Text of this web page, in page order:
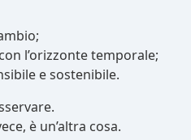
l’orizzonte temporale;
e sostenibile.
è un’altra cosa.